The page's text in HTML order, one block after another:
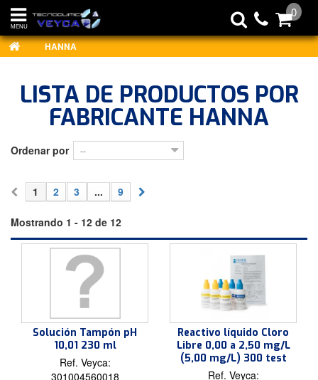
HANNA
LISTA DE PRODUCTOS POR
FABRICANTE HANNA
Ordenar por --
1 2 3 ... 9
Mostrando 1 - 12 de 12
Solución Tampón pH
10,01 230 ml
Ref. Veyca:
301004560018
Reactivo líquido Cloro
Libre 0,00 a 2,50 mg/L
(5,00 mg/L) 300 test
Ref. Veyca:
MENU
0